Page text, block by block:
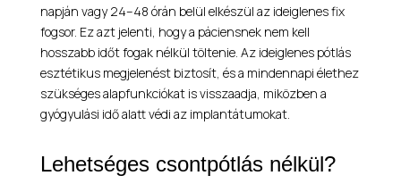
napján vagy 24–48 órán belül elkészül az ideiglenes fix
fogsor. Ez azt jelenti, hogy a páciensnek nem kell
hosszabb időt fogak nélkül töltenie. Az ideiglenes pótlás
esztétikus megjelenést biztosít, és a mindennapi élethez
szükséges alapfunkciókat is visszaadja, miközben a
gyógyulási idő alatt védi az implantátumokat.
Lehetséges csontpótlás nélkül?